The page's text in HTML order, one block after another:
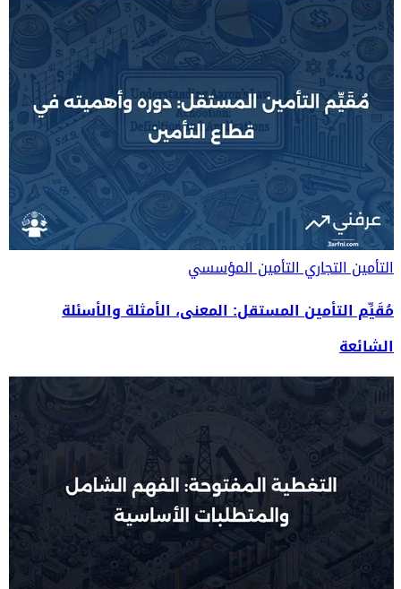
التأمين التجاريالتأمين المؤسسي
مُقَيِّم التأمين المستقل: المعنى، الأمثلة والأسئلة
الشائعة